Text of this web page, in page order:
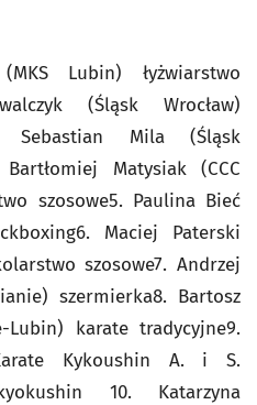
Lubin) łyżwiarstwo
(Śląsk Wrocław)
Sebastian Mila (Śląsk
Matysiak (CCC
szosowe5. Paulina Bieć
Maciej Paterski
szosowe7. Andrzej
szermierka8. Bartosz
Lubin) karate tradycyjne9.
Kykoushin A. i S.
10. Katarzyna